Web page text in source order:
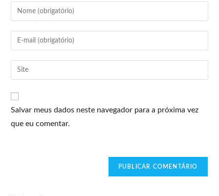
Salvar meus dados neste navegador para a próxima vez
que eu comentar.